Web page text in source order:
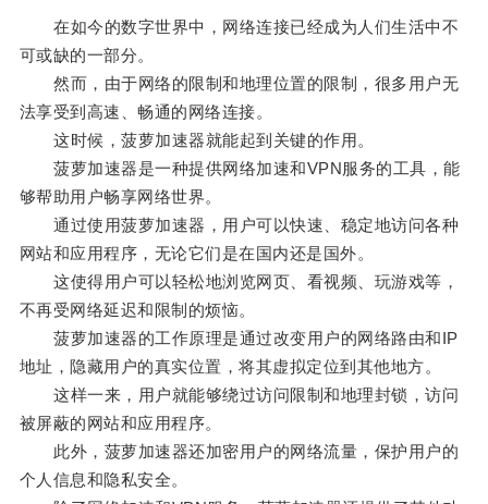
在如今的数字世界中，网络连接已经成为人们生活中不
可或缺的一部分。
然而，由于网络的限制和地理位置的限制，很多用户无
法享受到高速、畅通的网络连接。
这时候，菠萝加速器就能起到关键的作用。
菠萝加速器是一种提供网络加速和VPN服务的工具，能
够帮助用户畅享网络世界。
通过使用菠萝加速器，用户可以快速、稳定地访问各种
网站和应用程序，无论它们是在国内还是国外。
这使得用户可以轻松地浏览网页、看视频、玩游戏等，
不再受网络延迟和限制的烦恼。
菠萝加速器的工作原理是通过改变用户的网络路由和IP
地址，隐藏用户的真实位置，将其虚拟定位到其他地方。
这样一来，用户就能够绕过访问限制和地理封锁，访问
被屏蔽的网站和应用程序。
此外，菠萝加速器还加密用户的网络流量，保护用户的
个人信息和隐私安全。